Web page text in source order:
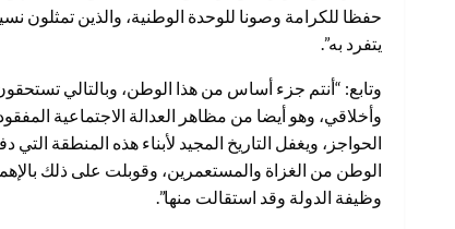
حفظا للكرامة وصونا للوحدة الوطنية، والذين تمثلون
يتفرد به”.
وتابع: “أنتم جزء أساس من هذا الوطن، وبالتالي
وأخلاقي، وهو أيضا من مظاهر العدالة الاجتماعية
الحواجز، ويغفل التاريخ المجيد لأبناء هذه المنطقة
الوطن من الغزاة والمستعمرين، وقوبلت على ذلك
وظيفة الدولة وقد استقالت منها”.